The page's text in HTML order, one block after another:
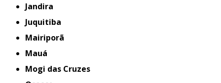
Jandira
Juquitiba
Mairiporã
Mauá
Mogi das Cruzes